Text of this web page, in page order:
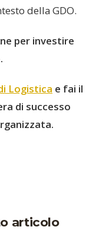
della GDO.
per investire
Logistica e fai il
di successo
articolo